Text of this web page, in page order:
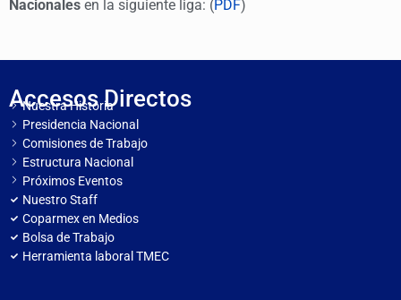
Nacionales en la siguiente liga: (PDF)
Accesos Directos
Nuestra Historia
Presidencia Nacional
Comisiones de Trabajo
Estructura Nacional
Próximos Eventos
Nuestro Staff
Coparmex en Medios
Bolsa de Trabajo
Herramienta laboral TMEC